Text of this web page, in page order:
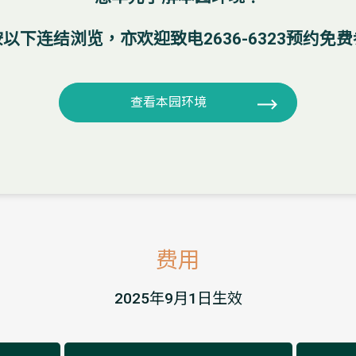
下连结浏览，亦欢迎致电2636-6323预约免
查看本园环境
费用
2025年9月1日生效